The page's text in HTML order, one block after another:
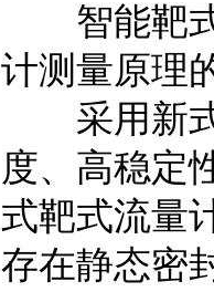
智能靶式
计测量原理
采用新式
度、高稳定
式靶式流量
存在静态密